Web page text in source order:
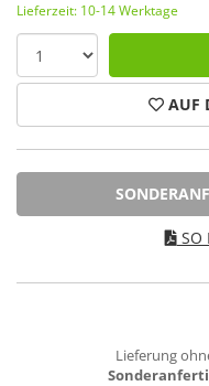
Lieferzeit: 10-14 Werktage
AUF
SO
Lieferung